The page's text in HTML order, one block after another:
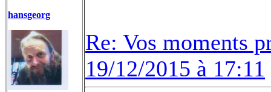
hansgeorg
Re: Vos moments
19/12/2015 à 17:11